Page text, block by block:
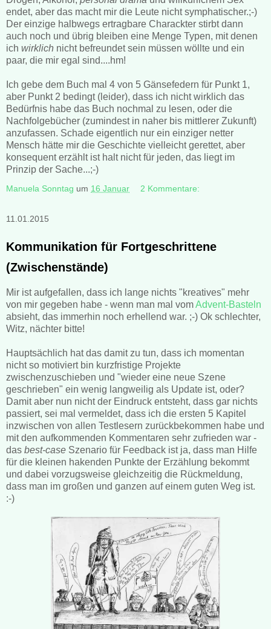
endet, aber das macht mir die Leute nicht symphatischer.;-)
Der einzige halbwegs ertragbare Charackter stirbt dann
auch noch und übrig bleiben eine Menge Typen, mit denen
ich wirklich nicht befreundet sein müssen wöllte und ein
paar, die mir egal sind....hm!
Ich gebe dem Buch mal 4 von 5 Gänsefedern für Punkt 1,
aber Punkt 2 bedingt (leider), dass ich nicht wirklich das
Bedürfnis habe das Buch nochmal zu lesen, oder die
Nachfolgebücher (zumindest in naher bis mittlerer Zukunft)
anzufassen. Schade eigentlich nur ein einziger netter
Mensch hätte mir die Geschichte vielleicht gerettet, aber
konsequent erzählt ist halt nicht für jeden, das liegt im
Prinzip der Sache...;-)
Manuela Sonntag um 16 Januar 2 Kommentare:
11.01.2015
Kommunikation für Fortgeschrittene
(Zwischenstände)
Mir ist aufgefallen, dass ich lange nichts "kreatives" mehr
von mir gegeben habe - wenn man mal vomAdvent-Basteln
absieht, das immerhin noch erhellend war. ;-) Ok schlechter,
Witz, nächter bitte!
Hauptsächlich hat das damit zu tun, dass ich momentan
nicht so motiviert bin kurzfristige Projekte
zwischenzuschieben und "wieder eine neue Szene
geschrieben" ein wenig langweilig als Update ist, oder?
Damit aber nun nicht der Eindruck entsteht, dass gar nichts
passiert, sei mal vermeldet, dass ich die ersten 5 Kapitel
inzwischen von allen Testlesern zurückbekommen habe und
mit den aufkommenden Kommentaren sehr zufrieden war -
das best-case Szenario für Feedback ist ja, dass man Hilfe
für die kleinen hakenden Punkte der Erzählung bekommt
und dabei vorzugsweise gleichzeitig die Rückmeldung,
dass man im großen und ganzen auf einem guten Weg ist.
:-)